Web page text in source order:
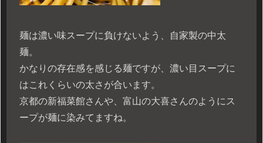
麺は濃い味スープに負けないよう、自家製の中太
麺。
かなりの存在感を感じる麺ですが、濃い目スープに
はこれくらいの太さが合います。
京都の新福菜館さんや、富山の大喜さんのようにス
ープが麺に染みてますね。